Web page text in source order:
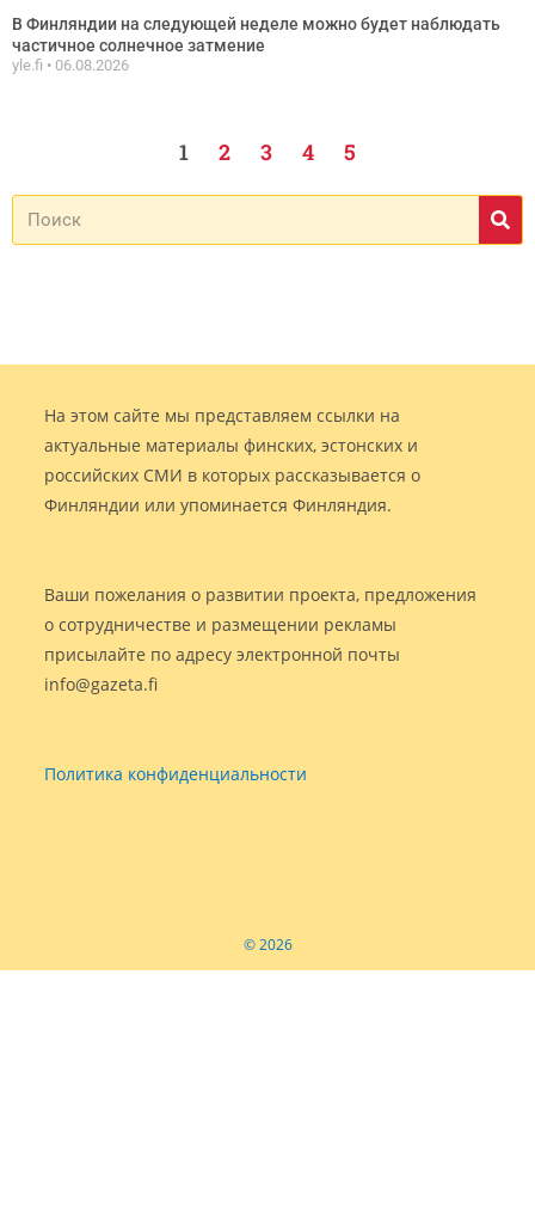
В Финляндии на следующей неделе можно будет наблюдать
частичное солнечное затмение
yle.fi 06.08.2026
1 2 3 4 5
На этом сайте мы представляем ссылки на
актуальные материалы финских, эстонских и
российских СМИ в которых рассказывается о
Финляндии или упоминается Финляндия.
Ваши пожелания о развитии проекта, предложения
о сотрудничестве и размещении рекламы
присылайте по адресу электронной почты
info@gazeta.fi
Политика конфиденциальности
© 2026